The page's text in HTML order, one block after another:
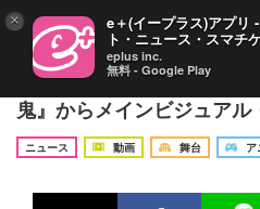
土方歳三（和田雅成）が
鬼』からメインビジュア
ニュース 動画 舞台
ア
× e＋(イープラス)アプリ
ト・ニュース・スマチ
eplus inc.
無料 - Google Play